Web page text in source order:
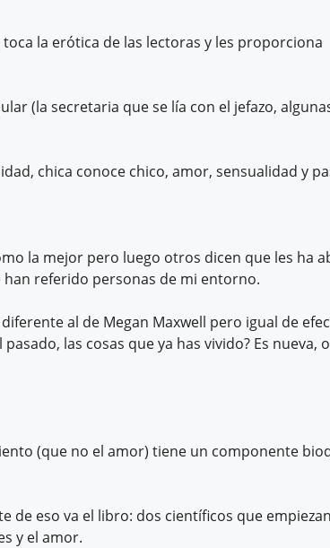
la erótica de las lectoras y les proporciona
(la secretaria que se lía con el jefazo,
chica conoce chico, amor, sensualidad y
la mejor pero luego otros dicen que les ha
referido personas de mi entorno.
al de Megan Maxwell pero igual de
las cosas que ya has vivido? Es nueva,
(que no el amor) tiene un componente
de eso va el libro: dos científicos que
y el amor.